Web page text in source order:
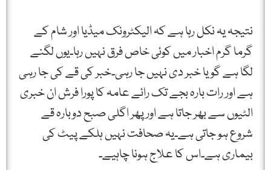
نتیجہ یہ نکل رہا ہے کہ الیکٹرونک میڈیا اور شام کے
گرما گرم اخبار میں کوئی خاص فرق نہیں رہا۔یوں لگنے
لگا ہے گویا خبر دی نہیں جا رہی۔خبر کی قے کی جا رہی
ہے اور رات بارہ بجے تک رائے عامہ کا پورا فرش ان خبری
الٹیوں سے بھر جاتا ہے اور پھر اگلی صبح دوبارہ قے
شروع ہو جاتی ہے۔یہ صحافت نہیں ہلکے پیٹ کی
بیماری ہے۔اس کا علاج ہونا چاہیے۔